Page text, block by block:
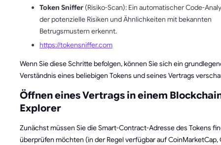
Token Sniffer (Risiko-Scan): Ein automatischer Code-
der potenzielle Risiken und Ähnlichkeiten mit bekannten
Betrugsmustern erkennt.
https://tokensniffer.com
Wenn Sie diese Schritte befolgen, können Sie sich ein
Verständnis eines beliebigen Tokens und seines Vertrags
Öffnen eines Vertrags in einem
Explorer
Zunächst müssen Sie die Smart-Contract-Adresse des Tokens
überprüfen möchten (in der Regel verfügbar auf CoinMarketCap,